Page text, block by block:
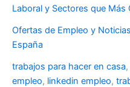
Laboral y Sectores que
Ofertas de Empleo y
España
trabajos para hacer en casa,
empleo, linkedin empleo,